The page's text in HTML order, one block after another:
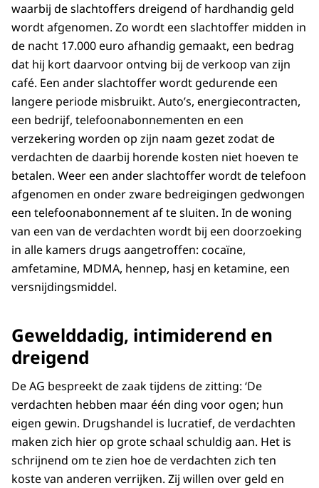
waarbij de slachtoffers dreigend of hardhandig geld
wordt afgenomen. Zo wordt een slachtoffer midden in
de nacht 17.000 euro afhandig gemaakt, een bedrag
dat hij kort daarvoor ontving bij de verkoop van zijn
café. Een ander slachtoffer wordt gedurende een
langere periode misbruikt. Auto’s, energiecontracten,
een bedrijf, telefoonabonnementen en een
verzekering worden op zijn naam gezet zodat de
verdachten de daarbij horende kosten niet hoeven te
betalen. Weer een ander slachtoffer wordt de telefoon
afgenomen en onder zware bedreigingen gedwongen
een telefoonabonnement af te sluiten. In de woning
van een van de verdachten wordt bij een doorzoeking
in alle kamers drugs aangetroffen: cocaïne,
amfetamine, MDMA, hennep, hasj en ketamine, een
versnijdingsmiddel.
Gewelddadig, intimiderend en
dreigend
De AG bespreekt de zaak tijdens de zitting: ‘De
verdachten hebben maar één ding voor ogen; hun
eigen gewin. Drugshandel is lucratief, de verdachten
maken zich hier op grote schaal schuldig aan. Het is
schrijnend om te zien hoe de verdachten zich ten
koste van anderen verrijken. Zij willen over geld en